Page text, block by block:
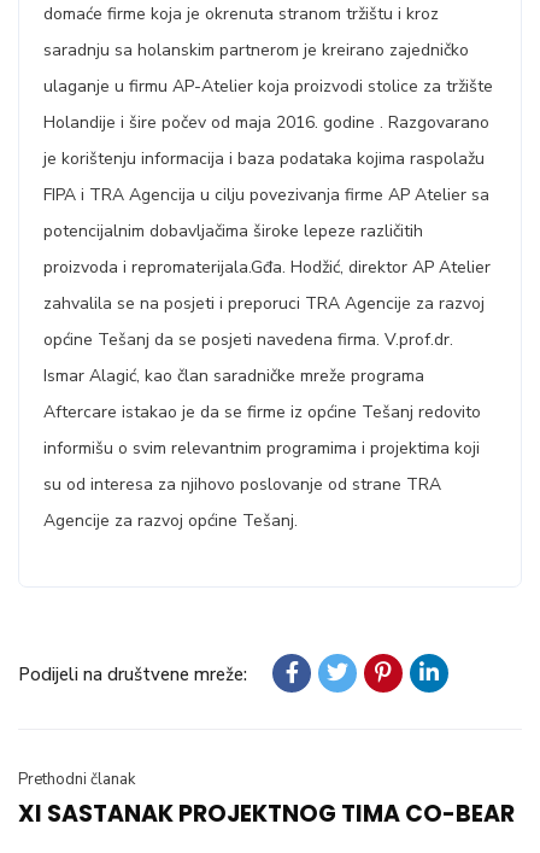
domaće firme koja je okrenuta stranom tržištu i kroz
saradnju sa holanskim partnerom je kreirano zajedničko
ulaganje u firmu AP-Atelier koja proizvodi stolice za tržište
Holandije i šire počev od maja 2016. godine . Razgovarano
je korištenju informacija i baza podataka kojima raspolažu
FIPA i TRA Agencija u cilju povezivanja firme AP Atelier sa
potencijalnim dobavljačima široke lepeze različitih
proizvoda i repromaterijala.Gđa. Hodžić, direktor AP Atelier
zahvalila se na posjeti i preporuci TRA Agencije za razvoj
općine Tešanj da se posjeti navedena firma. V.prof.dr.
Ismar Alagić, kao član saradničke mreže programa
Aftercare istakao je da se firme iz općine Tešanj redovito
informišu o svim relevantnim programima i projektima koji
su od interesa za njihovo poslovanje od strane TRA
Agencije za razvoj općine Tešanj.
Podijeli na društvene mreže:
Prethodni članak
XI SASTANAK PROJEKTNOG TIMA CO-BEAR